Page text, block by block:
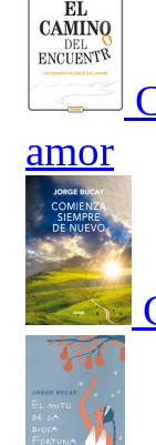
amor